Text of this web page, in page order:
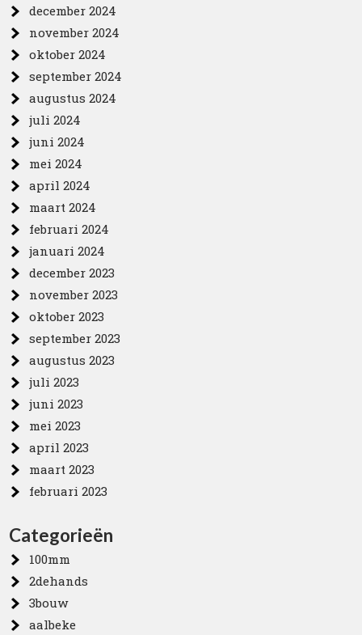
december 2024
november 2024
oktober 2024
september 2024
augustus 2024
juli 2024
juni 2024
mei 2024
april 2024
maart 2024
februari 2024
januari 2024
december 2023
november 2023
oktober 2023
september 2023
augustus 2023
juli 2023
juni 2023
mei 2023
april 2023
maart 2023
februari 2023
Categorieën
100mm
2dehands
3bouw
aalbeke